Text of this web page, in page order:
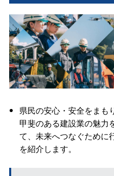
県民の安心・安全をまも
甲斐のある建設業の魅力
て、未来へつなぐために
を紹介します。